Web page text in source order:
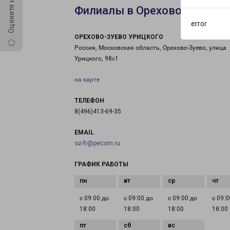
error
Филиалы в Орехово-Зуеве
ОРЕХОВО-ЗУЕВО УРИЦКОГО
Россия, Московская область, Орехово-Зуево, улица
Урицкого, 98с1
на карте
ТЕЛЕФОН
8(496)413-69-35
EMAIL
oz-fr@pecom.ru
ГРАФИК РАБОТЫ
с 09:00 до
18:00
с 09:00 до
18:00
с 09:00 до
18:00
с
18:00